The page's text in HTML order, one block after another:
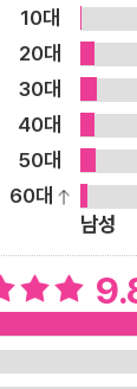
향한 선한 사
지독한 습작
르른 외로움
시대적 감수
을 빚지지 않
고 “바로 눈
은 자신을 붙
속으로 파묻
거나 오지 않
자리하는 장
선배 시인의
10대
20대
30대
40대
50대
60대
남성